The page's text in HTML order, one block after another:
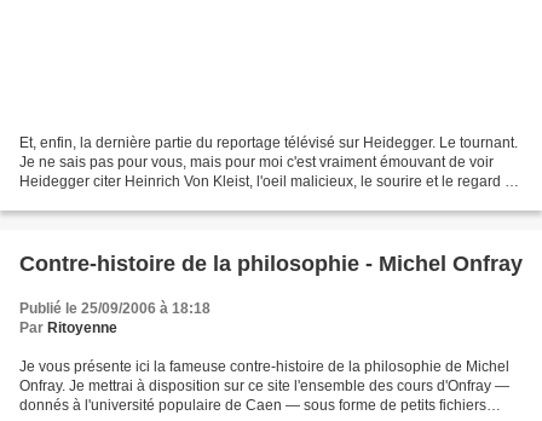
Et, enfin, la dernière partie du reportage télévisé sur Heidegger. Le tournant.
Je ne sais pas pour vous, mais pour moi c'est vraiment émouvant de voir
Heidegger citer Heinrich Von Kleist, l'oeil malicieux, le sourire et le regard en
Contre-histoire de la philosophie - Michel Onfray
Publié le 25/09/2006 à 18:18
Par Ritoyenne
Je vous présente ici la fameuse contre-histoire de la philosophie de Michel
Onfray. Je mettrai à disposition sur ce site l'ensemble des cours d'Onfray —
donnés à l'université populaire de Caen — sous forme de petits fichiers